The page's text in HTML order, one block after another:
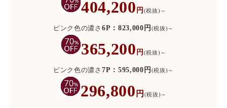
404,200 円 (税抜)～
ピンク色の濃さ 6P：823,000円 (税抜)～
365,200 円 (税抜)～
ピンク色の濃さ 7P：595,000円 (税抜)～
296,800 円 (税抜)～